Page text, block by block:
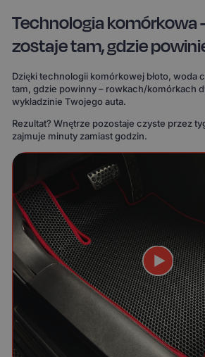
Technologia komórkowa
zostaje tam, gdzie
Dzięki technologii komórkowej błoto, woda
tam, gdzie powinny – rowkach/komórkach
wykładzinie Twojego auta.
Rezultat? Wnętrze pozostaje czyste przez
zajmuje minuty zamiast godzin.